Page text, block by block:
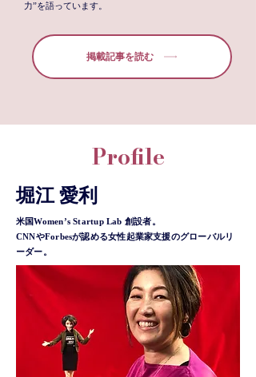
力”を語っています。
掲載記事を読む
Profile
堀江 愛利
米国Women’s Startup Lab 創設者。
CNNやForbesが認める女性起業家支援のグローバルリ
ーダー。